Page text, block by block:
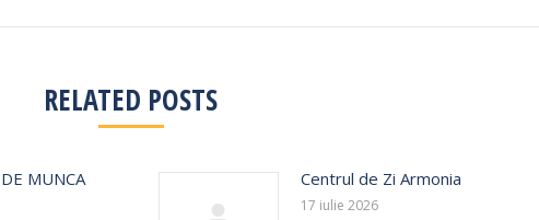
RELATED POSTS
MUNCA
Centrul de Zi Armonia
17 iulie 2026